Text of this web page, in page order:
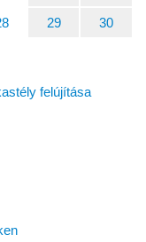
29 30
felújítása